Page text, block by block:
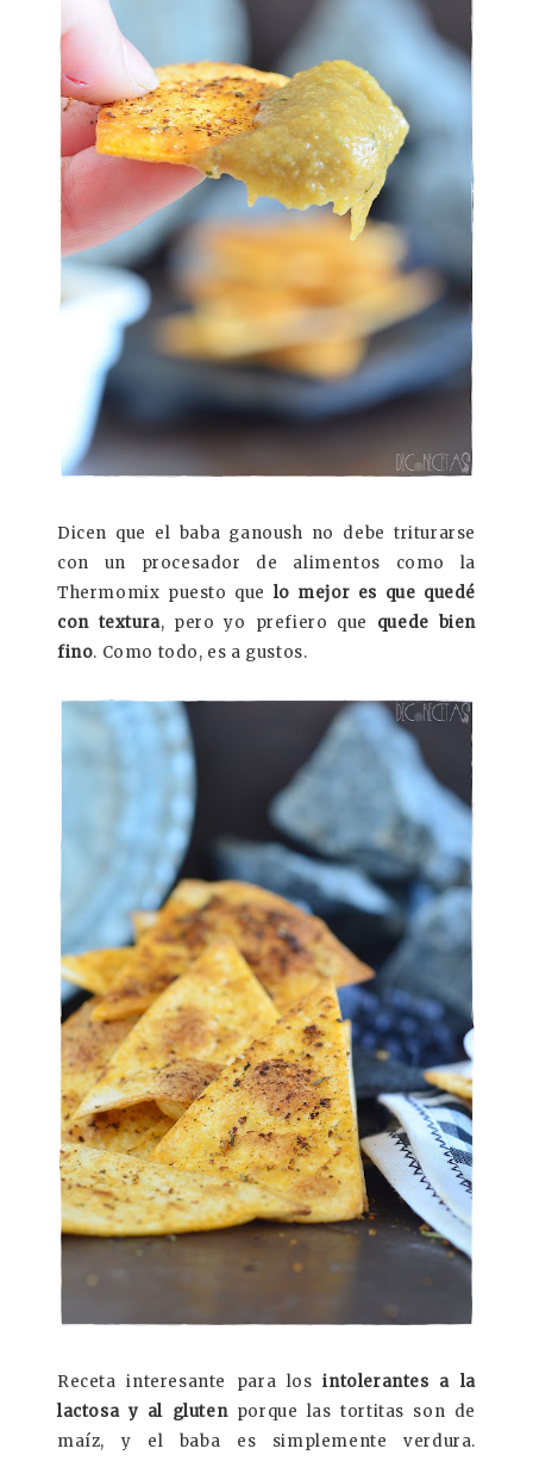
Dicen que el baba ganoush no debe triturarse
con un procesador de alimentos como la
Thermomix puesto que lo mejor es que quedé
con textura, pero yo prefiero que quede bien
fino. Como todo, es a gustos.
Receta interesante para los intolerantes a la
lactosa y al gluten porque las tortitas son de
maíz, y el baba es simplemente verdura.